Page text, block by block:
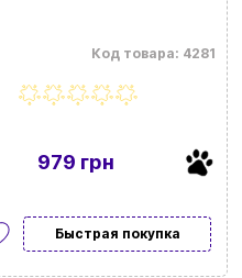
Код товара: 4281
979 грн
Быстрая покупка